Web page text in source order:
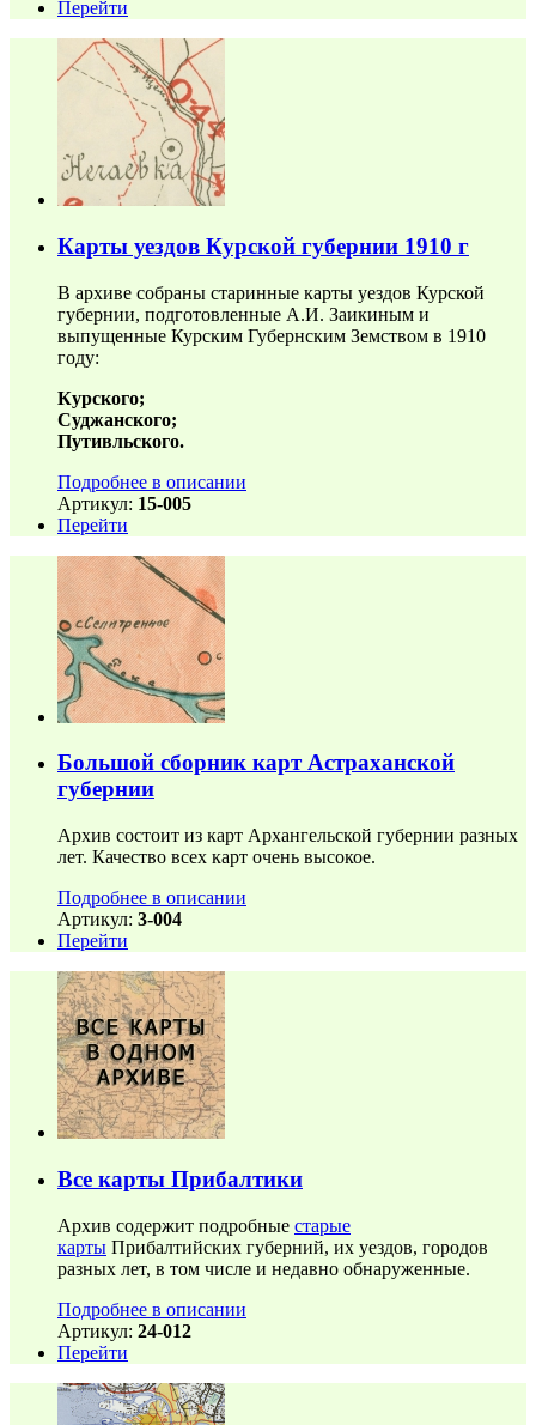
Перейти
Карты уездов Курской губернии 1910 г
В архиве собраны старинные карты уездов Курской
губернии, подготовленные А.И. Заикиным и
выпущенные Курским Губернским Земством в 1910
году:
Курского;
Суджанского;
Путивльского.
Подробнее в описании
Артикул: 15-005
Перейти
Большой сборник карт Астраханской
губернии
Архив состоит из карт Архангельской губернии разных
лет. Качество всех карт очень высокое.
Подробнее в описании
Артикул: 3-004
Перейти
Все карты Прибалтики
Архив содержит подробные старые
карты Прибалтийских губерний, их уездов, городов
разных лет, в том числе и недавно обнаруженные.
Подробнее в описании
Артикул: 24-012
Перейти